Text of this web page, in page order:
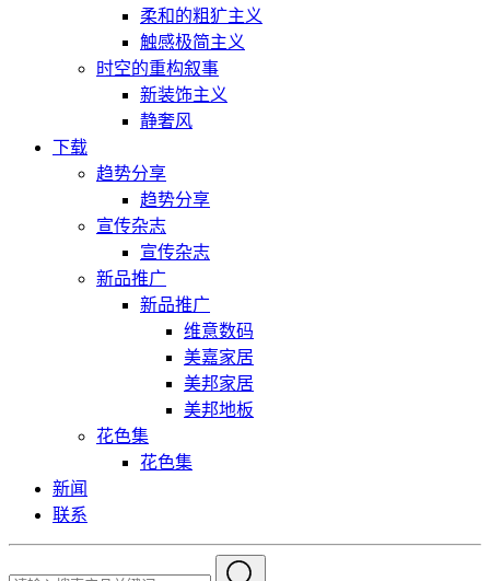
柔和的粗犷主义
触感极简主义
时空的重构叙事
新装饰主义
静奢风
下载
趋势分享
趋势分享
宣传杂志
宣传杂志
新品推广
新品推广
维意数码
美嘉家居
美邦家居
美邦地板
花色集
花色集
新闻
联系